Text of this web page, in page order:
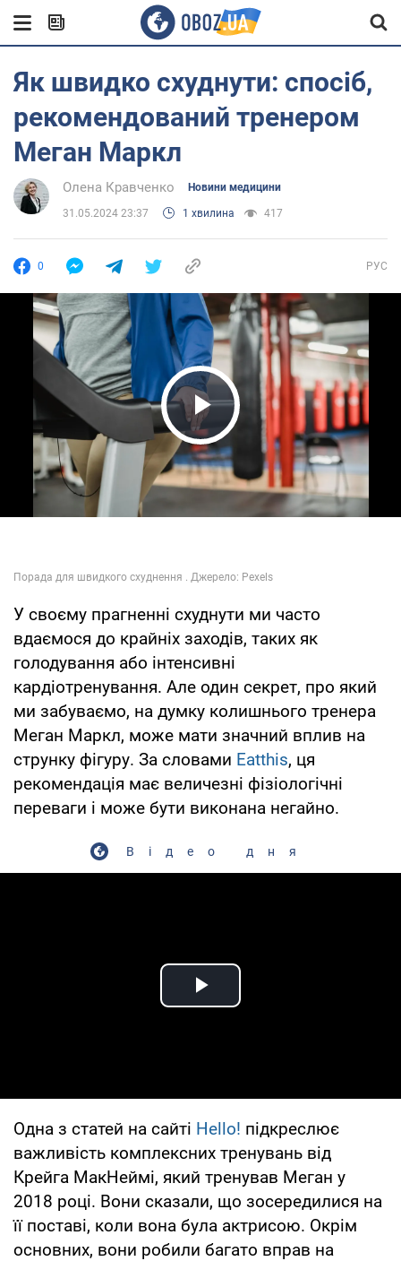
Як швидко схуднути: спосіб,
рекомендований тренером
Меган Маркл
Олена Кравченко Новини медицини
31.05.2024 23:37 1 хвилина 417
0 РУС
Play Video
У своєму прагненні схуднути ми часто
вдаємося до крайніх заходів, таких як
голодування або інтенсивні
кардіотренування. Але один секрет, про який
ми забуваємо, на думку колишнього тренера
Меган Маркл, може мати значний вплив на
струнку фігуру. За словами Eatthis, ця
рекомендація має величезні фізіологічні
переваги і може бути виконана негайно.
Відео дня
Play Video
Одна з статей на сайті Hello! підкреслює
важливість комплексних тренувань від
Крейга МакНеймі, який тренував Меган у
2018 році. Вони сказали, що зосередилися на
її поставі, коли вона була актрисою. Окрім
основних, вони робили багато вправ на